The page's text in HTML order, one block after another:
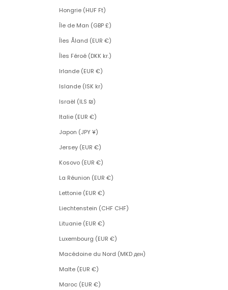
Hongrie (HUF Ft)
Île de Man (GBP £)
Îles Åland (EUR €)
Îles Féroé (DKK kr.)
Irlande (EUR €)
Islande (ISK kr)
Israël (ILS ₪)
Italie (EUR €)
Japon (JPY ¥)
Jersey (EUR €)
Kosovo (EUR €)
La Réunion (EUR €)
Lettonie (EUR €)
Liechtenstein (CHF CHF)
Lituanie (EUR €)
Luxembourg (EUR €)
Macédoine du Nord (MKD ден)
Malte (EUR €)
Maroc (EUR €)